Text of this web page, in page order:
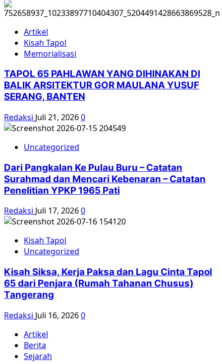
ini
Kisahnya
Artikel
Kisah Tapol
Memorialisasi
TAPOL 65 PAHLAWAN YANG DIHINAKAN DI
BALIK ARSITEKTUR GOR MAULANA YUSUF
SERANG, BANTEN
Redaksi Juli 21, 20260
Uncategorized
Dari Pangkalan Ke Pulau Buru – Catatan
Surahmad dan Mencari Kebenaran – Catatan
Penelitian YPKP 1965 Pati
Redaksi Juli 17, 20260
Kisah Tapol
Uncategorized
Kisah Siksa, Kerja Paksa dan Lagu Cinta Tapol
65 dari Penjara (Rumah Tahanan Chusus)
Tangerang
Redaksi Juli 16, 20260
Artikel
Berita
Sejarah